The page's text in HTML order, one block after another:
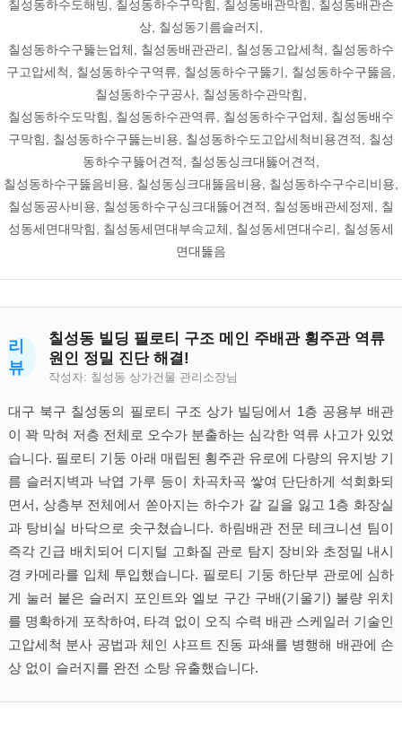
칠성동하수도해빙, 칠성동하수구막힘, 칠성동배관막힘, 칠성동배관손
상, 칠성동기름슬러지,
칠성동하수구뚫는업체, 칠성동배관관리, 칠성동고압세척, 칠성동하수
구고압세척, 칠성동하수구역류, 칠성동하수구뚫기, 칠성동하수구뚫음,
칠성동하수구공사, 칠성동하수관막힘,
칠성동하수도막힘, 칠성동하수관역류, 칠성동하수구업체, 칠성동배수
구막힘, 칠성동하수구뚫는비용, 칠성동하수도고압세척비용견적, 칠성
동하수구뚫어견적, 칠성동싱크대뚫어견적,
칠성동하수구뚫음비용, 칠성동싱크대뚫음비용, 칠성동하수구수리비용,
칠성동공사비용, 칠성동하수구싱크대뚫어견적, 칠성동배관세정제, 칠
성동세면대막힘, 칠성동세면대부속교체, 칠성동세면대수리, 칠성동세
면대뚫음
리
뷰
칠성동 빌딩 필로티 구조 메인 주배관 횡주관 역류
원인 정밀 진단 해결!
작성자: 칠성동 상가건물 관리소장님
대구 북구 칠성동의 필로티 구조 상가 빌딩에서 1층 공용부 배관
이 꽉 막혀 저층 전체로 오수가 분출하는 심각한 역류 사고가 있었
습니다. 필로티 기둥 아래 매립된 횡주관 유로에 다량의 유지방 기
름 슬러지벽과 낙엽 가루 등이 차곡차곡 쌓여 단단하게 석회화되
면서, 상층부 전체에서 쏟아지는 하수가 갈 길을 잃고 1층 화장실
과 탕비실 바닥으로 솟구쳤습니다. 하림배관 전문 테크니션 팀이
즉각 긴급 배치되어 디지털 고화질 관로 탐지 장비와 초정밀 내시
경 카메라를 입체 투입했습니다. 필로티 기둥 하단부 관로에 심하
게 눌러 붙은 슬러지 포인트와 엘보 구간 구배(기울기) 불량 위치
를 명확하게 포착하여, 타격 없이 오직 수력 배관 스케일러 기술인
고압세척 분사 공법과 체인 샤프트 진동 파쇄를 병행해 배관에 손
상 없이 슬러지를 완전 소탕 유출했습니다.